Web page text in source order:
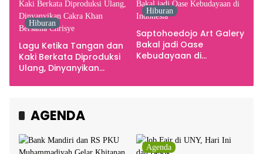
Hiburan
Lagu Ketika Tangan dan
Kaki Berkata Diproduksi
Ulang, Dinyanyikan
Chrisye
Hiburan
Saptohoedojo Art Galery
Bakal jadi Oase
Kebudayaan di
AGENDA
Agenda